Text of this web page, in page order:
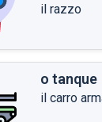
il razzo
o tanque
il carro